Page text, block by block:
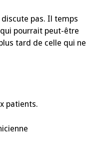
discute pas. Il temps
pourrait peut-être
tard de celle qui ne
patients.